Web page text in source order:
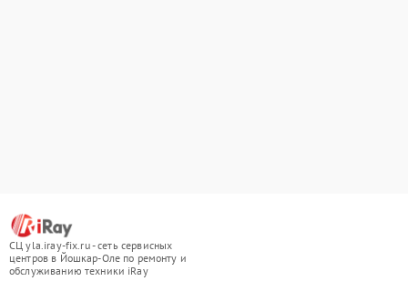
СЦ yla.iray-fix.ru - сеть сервисных
центров в Йошкар-Оле по ремонту и
обслуживанию техники iRay